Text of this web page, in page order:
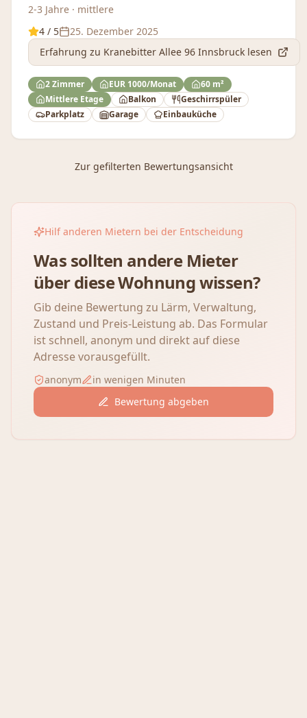
2-3 Jahre · mittlere
4 / 5
25. Dezember 2025
Erfahrung zu Kranebitter Allee 96 Innsbruck lesen
2 Zimmer EUR 1000/Monat
60 m²
Mittlere Etage
Balkon
Geschirrspüler
Parkplatz
Garage Einbauküche
Zur gefilterten Bewertungsansicht
Hilf anderen Mietern bei der Entscheidung
Was sollten andere Mieter
über diese Wohnung wissen?
Gib deine Bewertung zu Lärm, Verwaltung,
Zustand und Preis-Leistung ab. Das Formular
ist schnell, anonym und direkt auf diese
Adresse vorausgefüllt.
anonym
in wenigen Minuten
Bewertung abgeben